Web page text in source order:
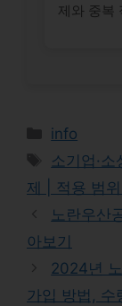
제와 중복
Categories
info
Tags
소기업·
제 | 적용 범
노란우산
아보기
2024년
가입 방법, 수